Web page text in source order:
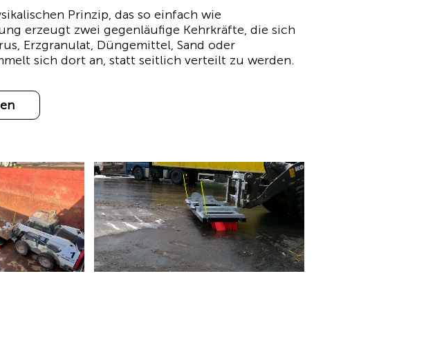
Prinzip, das so einfach wie
erzeugt zwei gegenläufige Kehrkräfte, die sich
Erzgranulat, Düngemittel, Sand oder
sich dort an, statt seitlich verteilt zu werden.